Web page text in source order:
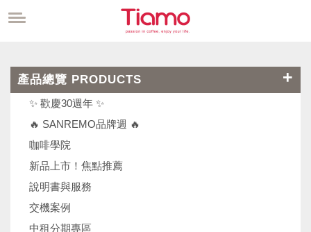
產品總覽 PRODUCTS
✨ 歡慶30週年 ✨
🔥 SANREMO品牌週 🔥
咖啡學院
新品上市！焦點推薦
說明書與服務
交機案例
中租分期專區